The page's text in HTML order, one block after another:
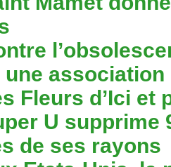
Fleurs d’Ici et
U supprime
de ses rayons